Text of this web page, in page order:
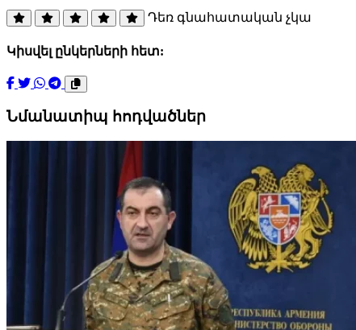
Դեռ գնահատական չկա
Կիսվել ընկերների հետ:
Նմանատիպ հոդվածներ